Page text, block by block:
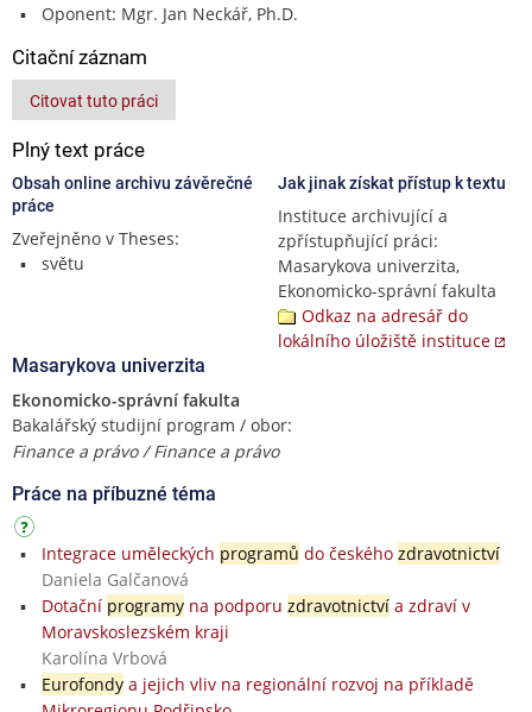
Oponent: Mgr. Jan Neckář, Ph.D.
Citační záznam
Citovat tuto práci
Plný text práce
Obsah online archivu závěrečné
práce
Zveřejněno v Theses:
světu
Jak jinak získat přístup k textu
Instituce archivující a
zpřístupňující práci:
Masarykova univerzita,
Ekonomicko-správní fakulta
Odkaz na adresář do
lokálního úložiště instituce
Masarykova univerzita
Ekonomicko-správní fakulta
Bakalářský studijní program / obor:
Finance a právo / Finance a právo
Práce na příbuzné téma
Integrace uměleckých programů do českého zdravotnictví
Daniela Galčanová
Dotační programyna podporu zdravotnictvía zdraví v
Moravskoslezském kraji
Karolína Vrbová
Eurofondya jejich vliv na regionální rozvoj na příkladě